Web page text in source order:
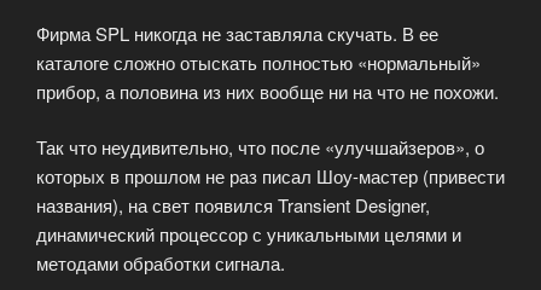
Фирма SPL никогда не заставляла скучать. В ее
каталоге сложно отыскать полностью «нормальный»
прибор, а половина из них вообще ни на что не похожи.
Так что неудивительно, что после «улучшайзеров», о
которых в прошлом не раз писал Шоу-мастер (привести
названия), на свет появился Transient Designer,
динамический процессор с уникальными целями и
методами обработки сигнала.